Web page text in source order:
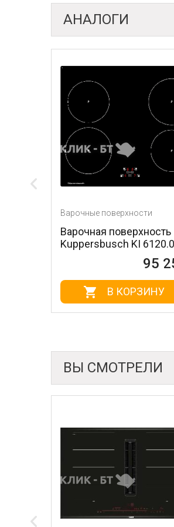
АНАЛОГИ
поверхности
поверхность
KI 6120.0 SE
ВЫ СМОТРЕЛИ